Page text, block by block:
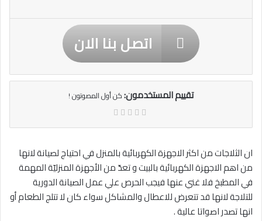
اتصل بنا الان
تقييم المستخدمون:كن أول المصوتون !
ان الثلاجات من اكثر الاجهزة الكهربائية بالمنزل في احتياج لصيانة لانها
من اهم الاجهزة الكهربائية بالبيت و تعدّ من الأجهزة المنزليّة المهمة
في المطبخ فلا غني عنها فيجب الحرص علي عمل الصيانة الدورية
للتلاجة لانها قد تتعرض للاعطال والمشاكل سواء كان لا تتلج الطعام أو
انها تصدر اصواتا عالية .